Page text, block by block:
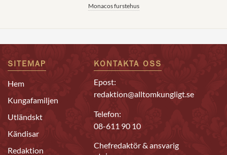
Monacos furstehus
SITEMAP
Hem
Kungafamiljen
Utländskt
Kändisar
Redaktion
KONTAKTA OSS
Epost:
redaktion@alltomkungligt.se
Telefon:
08-611 90 10
Chefredaktör & ansvarig